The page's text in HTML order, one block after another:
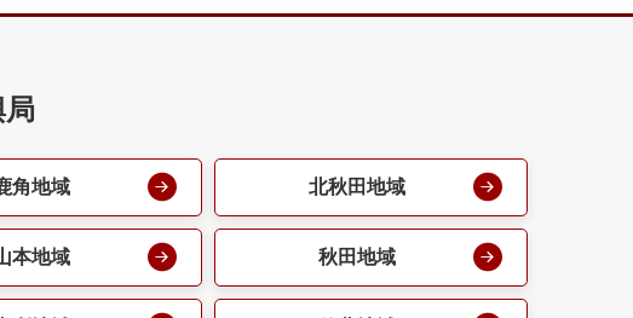
角地域 北秋田地域
本地域 秋田地域